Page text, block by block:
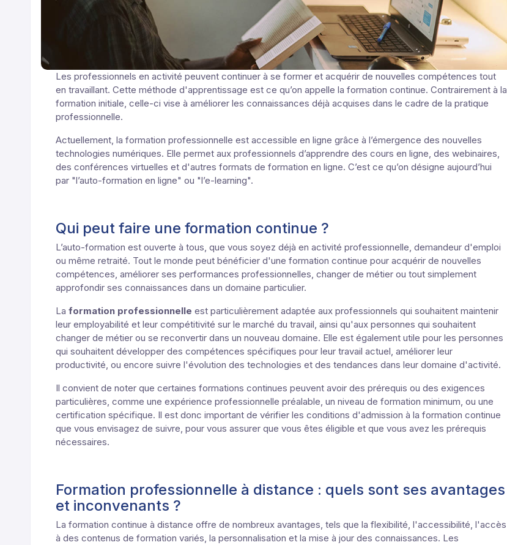
Les professionnels en activité peuvent continuer à se former et acquérir de nouvelles compétences tout
en travaillant. Cette méthode d'apprentissage est ce qu’on appelle la formation continue. Contrairement à la
formation initiale, celle-ci vise à améliorer les connaissances déjà acquises dans le cadre de la pratique
professionnelle.
Actuellement, la formation professionnelle est accessible en ligne grâce à l’émergence des nouvelles
technologies numériques. Elle permet aux professionnels d’apprendre des cours en ligne, des webinaires,
des conférences virtuelles et d'autres formats de formation en ligne. C’est ce qu’on désigne aujourd’hui
par "l’auto-formation en ligne" ou "l’e-learning".
Qui peut faire une formation continue ?
L’auto-formation est ouverte à tous, que vous soyez déjà en activité professionnelle, demandeur d'emploi
ou même retraité. Tout le monde peut bénéficier d'une formation continue pour acquérir de nouvelles
compétences, améliorer ses performances professionnelles, changer de métier ou tout simplement
approfondir ses connaissances dans un domaine particulier.
La formation professionnelle est particulièrement adaptée aux professionnels qui souhaitent maintenir
leur employabilité et leur compétitivité sur le marché du travail, ainsi qu'aux personnes qui souhaitent
changer de métier ou se reconvertir dans un nouveau domaine. Elle est également utile pour les personnes
qui souhaitent développer des compétences spécifiques pour leur travail actuel, améliorer leur
productivité, ou encore suivre l'évolution des technologies et des tendances dans leur domaine d'activité.
Il convient de noter que certaines formations continues peuvent avoir des prérequis ou des exigences
particulières, comme une expérience professionnelle préalable, un niveau de formation minimum, ou une
certification spécifique. Il est donc important de vérifier les conditions d'admission à la formation continue
que vous envisagez de suivre, pour vous assurer que vous êtes éligible et que vous avez les prérequis
nécessaires.
Formation professionnelle à distance : quels sont ses avantages
et inconvenants ?
La formation continue à distance offre de nombreux avantages, tels que la flexibilité, l'accessibilité, l'accès
à des contenus de formation variés, la personnalisation et la mise à jour des connaissances. Les